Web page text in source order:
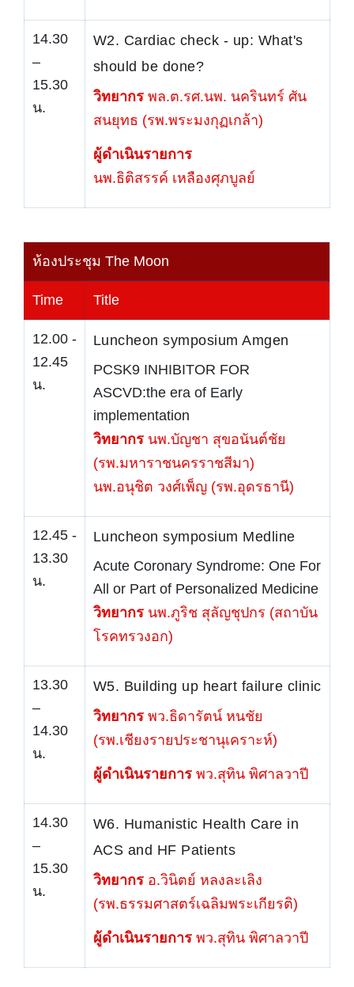
14.30
–
15.30
น.
W2. Cardiac check - up: What's
should be done?
วิทยากร พล.ต.รศ.นพ. นครินทร์ ศัน
สนยุทธ (รพ.พระมงกุฏเกล้า)
ผู้ดำเนินรายการ
นพ.ธิติสรรค์ เหลืองศุภบูลย์
ห้องประชุม The Moon
Time Title
12.00 -
12.45
น.
Luncheon symposium Amgen
PCSK9 INHIBITOR FOR
ASCVD:the era of Early
implementation
วิทยากร นพ.บัญชา สุขอนันต์ชัย
(รพ.มหาราชนครราชสีมา)
นพ.อนุชิต วงศ์เพ็ญ (รพ.อุดรธานี)
12.45 -
13.30
น.
Luncheon symposium Medline
Acute Coronary Syndrome: One For
All or Part of Personalized Medicine
วิทยากร นพ.ภูริช สุลัญชุปกร (สถาบัน
โรคทรวงอก)
13.30
–
14.30
น.
W5. Building up heart failure clinic
วิทยากร พว.ธิดารัตน์ หนชัย
(รพ.เชียงรายประชานุเคราะห์)
ผู้ดำเนินรายการพว.สุทิน พิศาลวาปี
14.30
–
15.30
น.
W6. Humanistic Health Care in
ACS and HF Patients
วิทยากร อ.วินิตย์ หลงละเลิง
(รพ.ธรรมศาสตร์เฉลิมพระเกียรติ)
ผู้ดำเนินรายการพว.สุทิน พิศาลวาปี